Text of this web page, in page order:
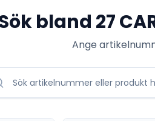
bland 27
Ange